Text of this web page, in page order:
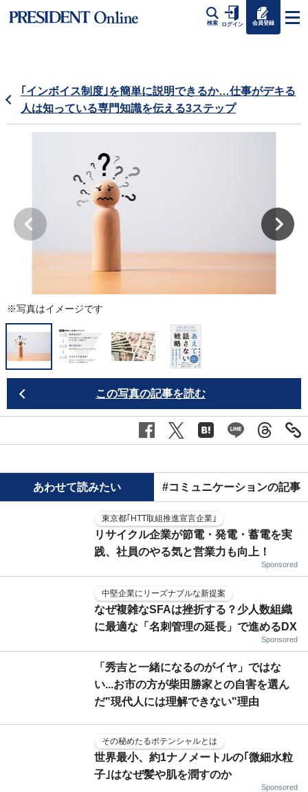
検索 ログイン 会員登録
｢インボイス制度｣を簡単に説明できるか…仕事がデキる
人は知っている専門知識を伝える3ステップ
※写真はイメージです
この写真の記事を読む
あわせて読みたい #コミュニケーションの記事
東京都｢HTT取組推進宣言企業｣
リサイクル企業が節電・発電・蓄電を実
践、社員のやる気と営業力も向上！
Sponsored
中堅企業にリーズナブルな新提案
なぜ複雑なSFAは挫折する？少人数組織
に最適な「名刺管理の延長」で進めるDX
Sponsored
「秀吉と一緒になるのがイヤ」ではな
い...お市の方が柴田勝家との自害を選ん
だ"現代人には理解できない"理由
その秘めたるポテンシャルとは
世界最小、約1ナノメートルの｢微細水粒
子｣はなぜ髪や肌を潤すのか
Sponsored